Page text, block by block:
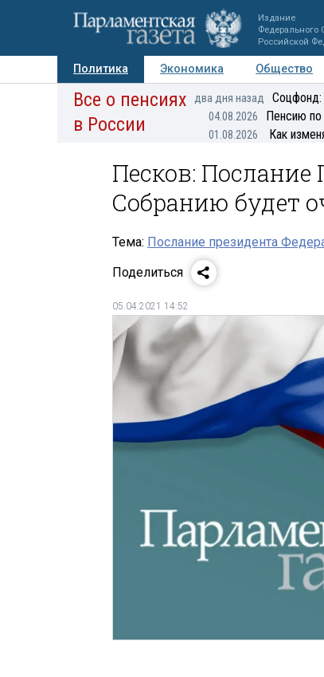
Издание
Федерального
Российской
Политика Экономика Общество
Авторы Персоны Мнения
Все о пенсиях
в России
два дня назад Соцфонд:
04.08.2026 Пенсию по
01.08.2026 Как
Песков:
Собранию будет
Тема: Послание президента
Поделиться
05.04.2021 14:52